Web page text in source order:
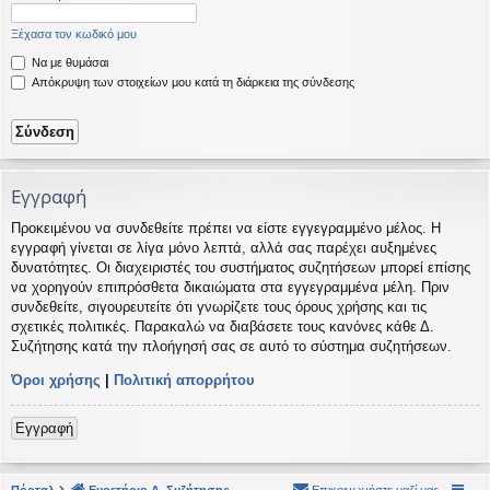
εις
Ξέχασα τον κωδικό μου
Να με θυμάσαι
Απόκρυψη των στοιχείων μου κατά τη διάρκεια της σύνδεσης
Εγγραφή
Προκειμένου να συνδεθείτε πρέπει να είστε εγγεγραμμένο μέλος. Η
εγγραφή γίνεται σε λίγα μόνο λεπτά, αλλά σας παρέχει αυξημένες
δυνατότητες. Οι διαχειριστές του συστήματος συζητήσεων μπορεί επίσης
να χορηγούν επιπρόσθετα δικαιώματα στα εγγεγραμμένα μέλη. Πριν
συνδεθείτε, σιγουρευτείτε ότι γνωρίζετε τους όρους χρήσης και τις
σχετικές πολιτικές. Παρακαλώ να διαβάσετε τους κανόνες κάθε Δ.
Συζήτησης κατά την πλοήγησή σας σε αυτό το σύστημα συζητήσεων.
Όροι χρήσης | Πολιτική απορρήτου
Εγγραφή